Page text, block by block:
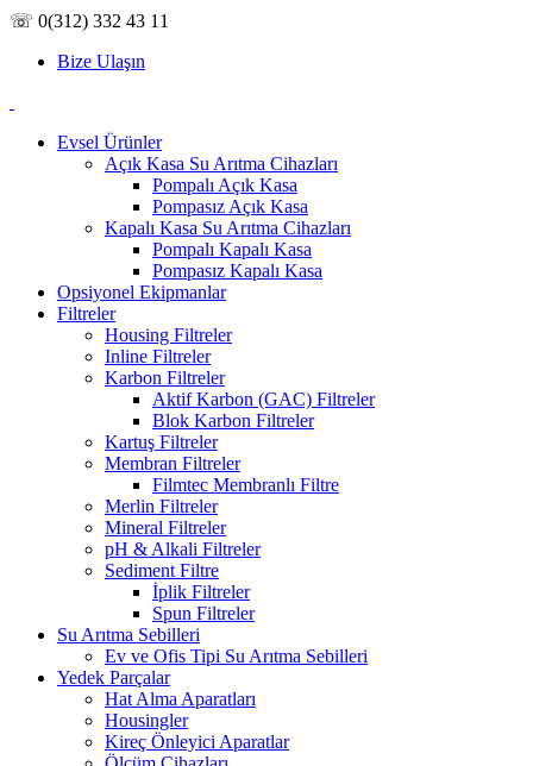
☏ 0(312) 332 43 11
Bize Ulaşın
Evsel Ürünler
Açık Kasa Su Arıtma Cihazları
Pompalı Açık Kasa
Pompasız Açık Kasa
Kapalı Kasa Su Arıtma Cihazları
Pompalı Kapalı Kasa
Pompasız Kapalı Kasa
Opsiyonel Ekipmanlar
Filtreler
Housing Filtreler
Inline Filtreler
Karbon Filtreler
Aktif Karbon (GAC) Filtreler
Blok Karbon Filtreler
Kartuş Filtreler
Membran Filtreler
Filmtec Membranlı Filtre
Merlin Filtreler
Mineral Filtreler
pH & Alkali Filtreler
Sediment Filtre
İplik Filtreler
Spun Filtreler
Su Arıtma Sebilleri
Ev ve Ofis Tipi Su Arıtma Sebilleri
Yedek Parçalar
Hat Alma Aparatları
Housingler
Kireç Önleyici Aparatlar